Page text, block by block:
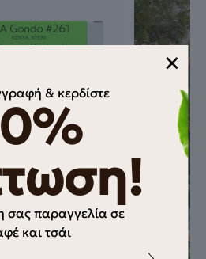
red berries | kiwi
×
& κερδίστε
σας παραγγελία σε
και τσάι